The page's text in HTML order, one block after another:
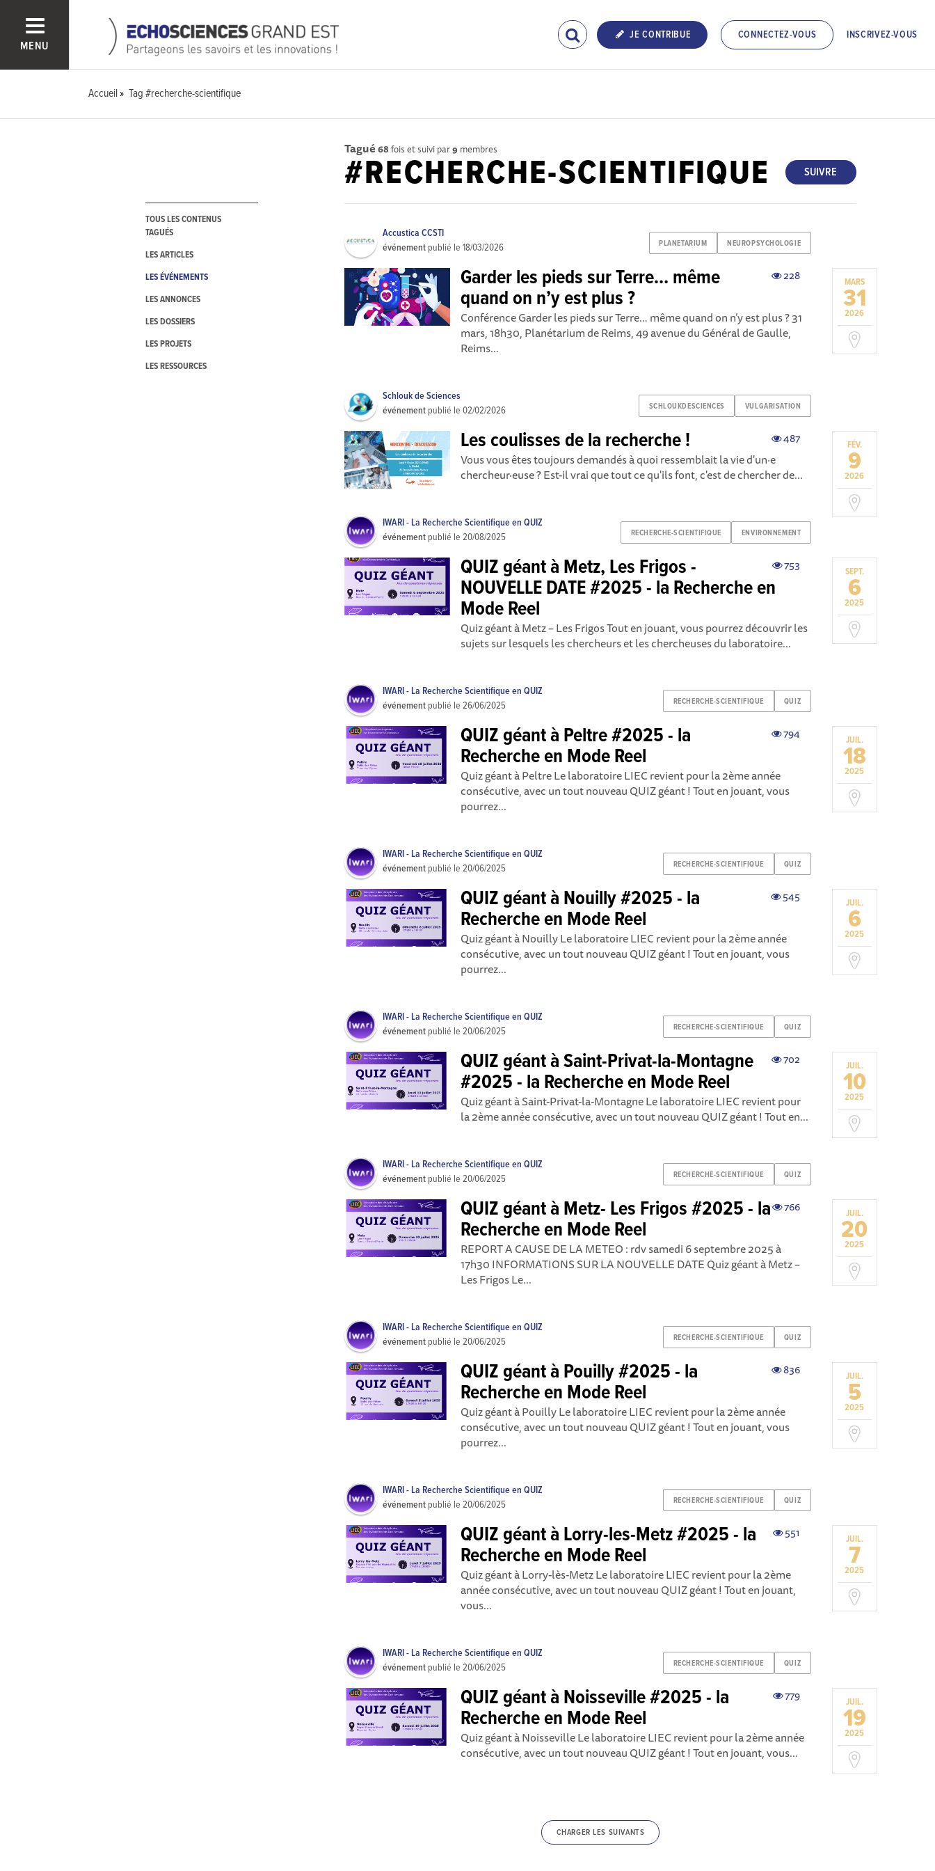
MENU
JE CONTRIBUE CONNECTEZ-VOUS INSCRIVEZ-VOUS
Accueil Tag #recherche-scientifique
TOUS LES CONTENUS
TAGUÉS
LES ARTICLES
LES ÉVÉNEMENTS
LES ANNONCES
LES DOSSIERS
LES PROJETS
LES RESSOURCES
Tagué 68 fois et suivi par9 membres
SUIVRE
#RECHERCHE-SCIENTIFIQUE
PLANETARIUM NEUROPSYCHOLOGIE
Accustica CCSTI
événement publié le18/03/2026
MARS
31
2026
228
Garder les pieds sur Terre… même
quand on n’y est plus ?
Conférence Garder les pieds sur Terre… même quand on n’y est plus ? 31
mars, 18h30, Planétarium de Reims, 49 avenue du Général de Gaulle,
Reims...
SCHLOUKDESCIENCES VULGARISATION
Schlouk de Sciences
événement publié le02/02/2026
FÉV.
9
2026
487
Les coulisses de la recherche !
Vous vous êtes toujours demandés à quoi ressemblait la vie d'un·e
chercheur·euse ? Est-il vrai que tout ce qu'ils font, c'est de chercher de...
RECHERCHE-SCIENTIFIQUE ENVIRONNEMENT
IWARI - La Recherche Scientifique en QUIZ
événement publié le20/08/2025
SEPT.
6
2025
753
QUIZ géant à Metz, Les Frigos -
NOUVELLE DATE #2025 - la Recherche en
Mode Reel
Quiz géant à Metz – Les Frigos Tout en jouant, vous pourrez découvrir les
sujets sur lesquels les chercheurs et les chercheuses du laboratoire...
RECHERCHE-SCIENTIFIQUE QUIZ
IWARI - La Recherche Scientifique en QUIZ
événement publié le26/06/2025
JUIL.
18
2025
794
QUIZ géant à Peltre #2025 - la
Recherche en Mode Reel
Quiz géant à Peltre Le laboratoire LIEC revient pour la 2ème année
consécutive, avec un tout nouveau QUIZ géant ! Tout en jouant, vous
pourrez...
RECHERCHE-SCIENTIFIQUE QUIZ
IWARI - La Recherche Scientifique en QUIZ
événement publié le20/06/2025
JUIL.
6
2025
545
QUIZ géant à Nouilly #2025 - la
Recherche en Mode Reel
Quiz géant à Nouilly Le laboratoire LIEC revient pour la 2ème année
consécutive, avec un tout nouveau QUIZ géant ! Tout en jouant, vous
pourrez...
RECHERCHE-SCIENTIFIQUE QUIZ
IWARI - La Recherche Scientifique en QUIZ
événement publié le20/06/2025
JUIL.
10
2025
702
QUIZ géant à Saint-Privat-la-Montagne
#2025 - la Recherche en Mode Reel
Quiz géant à Saint-Privat-la-Montagne Le laboratoire LIEC revient pour
la 2ème année consécutive, avec un tout nouveau QUIZ géant ! Tout en...
RECHERCHE-SCIENTIFIQUE QUIZ
IWARI - La Recherche Scientifique en QUIZ
événement publié le20/06/2025
JUIL.
20
2025
766
QUIZ géant à Metz- Les Frigos #2025 - la
Recherche en Mode Reel
REPORT A CAUSE DE LA METEO : rdv samedi 6 septembre 2025 à
17h30 INFORMATIONS SUR LA NOUVELLE DATE Quiz géant à Metz –
Les Frigos Le...
RECHERCHE-SCIENTIFIQUE QUIZ
IWARI - La Recherche Scientifique en QUIZ
événement publié le20/06/2025
JUIL.
5
2025
836
QUIZ géant à Pouilly #2025 - la
Recherche en Mode Reel
Quiz géant à Pouilly Le laboratoire LIEC revient pour la 2ème année
consécutive, avec un tout nouveau QUIZ géant ! Tout en jouant, vous
pourrez...
RECHERCHE-SCIENTIFIQUE QUIZ
IWARI - La Recherche Scientifique en QUIZ
événement publié le20/06/2025
JUIL.
7
2025
551
QUIZ géant à Lorry-les-Metz #2025 - la
Recherche en Mode Reel
Quiz géant à Lorry-lès-Metz Le laboratoire LIEC revient pour la 2ème
année consécutive, avec un tout nouveau QUIZ géant ! Tout en jouant,
vous...
RECHERCHE-SCIENTIFIQUE QUIZ
IWARI - La Recherche Scientifique en QUIZ
événement publié le20/06/2025
JUIL.
19
2025
779
QUIZ géant à Noisseville #2025 - la
Recherche en Mode Reel
Quiz géant à Noisseville Le laboratoire LIEC revient pour la 2ème année
consécutive, avec un tout nouveau QUIZ géant ! Tout en jouant, vous...
CHARGER LES SUIVANTS